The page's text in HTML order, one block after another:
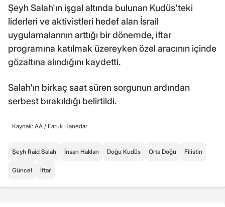
Şeyh Salah'ın işgal altında bulunan Kudüs'teki
liderleri ve aktivistleri hedef alan İsrail
uygulamalarının arttığı bir dönemde, iftar
programına katılmak üzereyken özel aracının içinde
gözaltına alındığını kaydetti.
Salah'ın birkaç saat süren sorgunun ardından
serbest bırakıldığı belirtildi.
Kaynak: AA / Faruk Hanedar
Şeyh Raid Salah İnsan Hakları Doğu Kudüs Orta Doğu Filistin
Güncel İftar